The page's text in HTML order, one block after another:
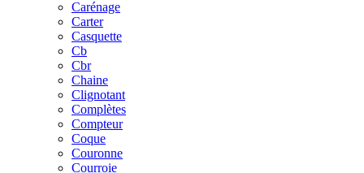
Carénage
Carter
Casquette
Cb
Cbr
Chaine
Clignotant
Complètes
Compteur
Coque
Couronne
Courroie